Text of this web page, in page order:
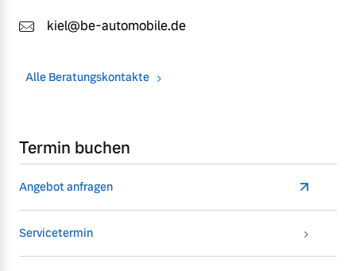
kiel@be-automobile.de
Alle Beratungskontakte
Termin buchen
Angebot anfragen
Servicetermin